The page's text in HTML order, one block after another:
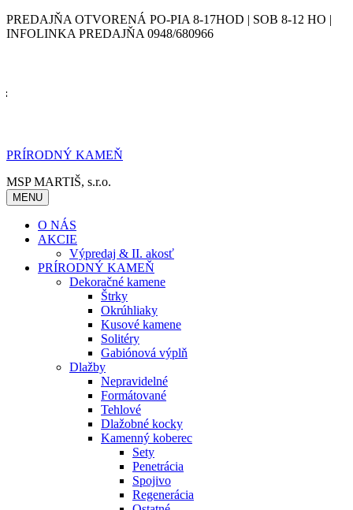
Skip
to
PREDAJŇA OTVORENÁ PO-PIA 8-17HOD | SOB 8-12 HO |
INFOLINKA PREDAJŇA 0948/680966
PRÍRODNÝ KAMEŇ
MSP MARTIŠ, s.r.o.
MENU
O NÁS
AKCIE
Výpredaj & II. akosť
PRÍRODNÝ KAMEŇ
Dekoračné kamene
Štrky
Okrúhliaky
Kusové kamene
Solitéry
Gabiónová výplň
Dlažby
Nepravidelné
Formátované
Tehlové
Dlažobné kocky
Kamenný koberec
Sety
Penetrácia
Spojivo
Regenerácia